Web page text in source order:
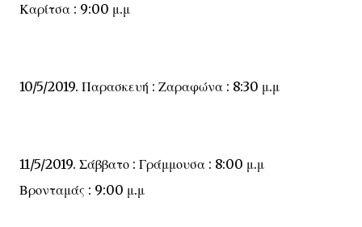
Καρίτσα : 9:00 μ.μ
10/5/2019. Παρασκευή : Ζαραφώνα : 8:30 μ.μ
11/5/2019. Σάββατο : Γράμμουσα : 8:00 μ.μ
Βρονταμάς : 9:00 μ.μ